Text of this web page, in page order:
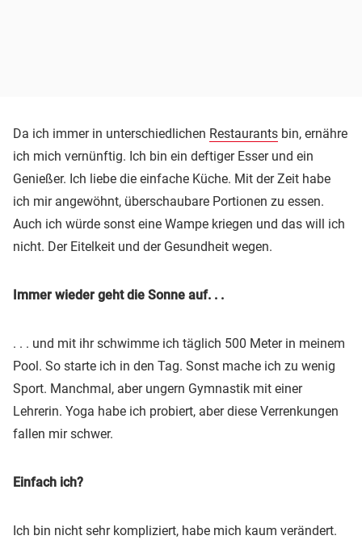
Da ich immer in unterschiedlichen Restaurants bin, ernähre
ich mich vernünftig. Ich bin ein deftiger Esser und ein
Genießer. Ich liebe die einfache Küche. Mit der Zeit habe
ich mir angewöhnt, überschaubare Portionen zu essen.
Auch ich würde sonst eine Wampe kriegen und das will ich
nicht. Der Eitelkeit und der Gesundheit wegen.
Immer wieder geht die Sonne auf. . .
. . . und mit ihr schwimme ich täglich 500 Meter in meinem
Pool. So starte ich in den Tag. Sonst mache ich zu wenig
Sport. Manchmal, aber ungern Gymnastik mit einer
Lehrerin. Yoga habe ich probiert, aber diese Verrenkungen
fallen mir schwer.
Einfach ich?
Ich bin nicht sehr kompliziert, habe mich kaum verändert.